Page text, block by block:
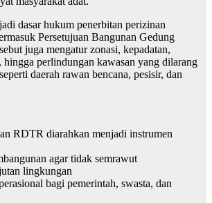
dasar hukum penerbitan perizinan
Persetujuan Bangunan Gedung
juga mengatur zonasi, kepadatan,
hingga perlindungan kawasan yang dilarang
daerah rawan bencana, pesisir, dan
RDTR diarahkan menjadi instrumen
agar tidak semrawut
lingkungan
bagi pemerintah, swasta, dan